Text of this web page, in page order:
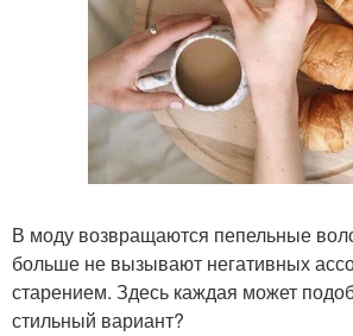
В моду возвращаются пепельные
больше не вызывают негативных
старением. Здесь каждая может
стильный вариант?